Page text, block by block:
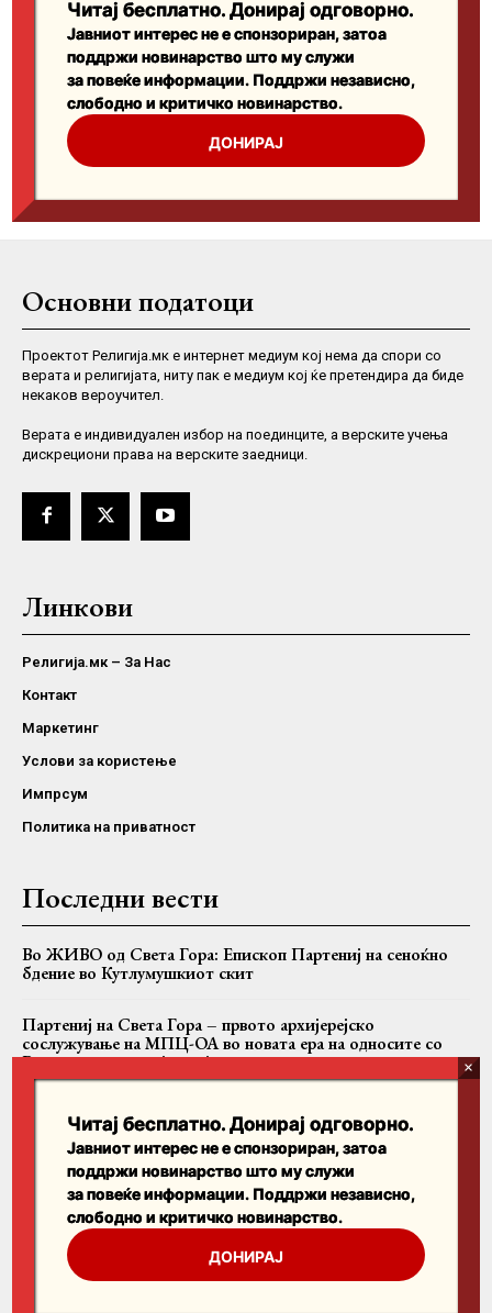
Основни податоци
Проектот Религија.мк е интернет медиум кој нема да спори со
верата и религијата, ниту пак е медиум кој ќе претендира да биде
некаков вероучител.
Верaта е индивидуален избор на поединците, а верските учења
дискрециони права на верските заедници.
Линкови
Религија.мк – За Нас
Контакт
Маркетинг
Услови за користење
Импрсум
Политика на приватност
Последни вести
Во ЖИВО од Света Гора: Епископ Партениј на сеноќно
бдение во Кутлумушкиот скит
Партениј на Света Гора – првото архијерејско
сослужување на МПЦ-ОА во новата ера на односите со
Вселенската патријаршија
Вартоломеј, Теодор II и Јован заедно на Имврос
Пребарајте
Search
Читај бесплатно. Донирај одговорно.
Јавниот интерес не е спонзориран, затоа
поддржи новинарство што му служи
за повеќе информации. Поддржи независно,
слободно и критичко новинарство.
ДОНИРАЈ